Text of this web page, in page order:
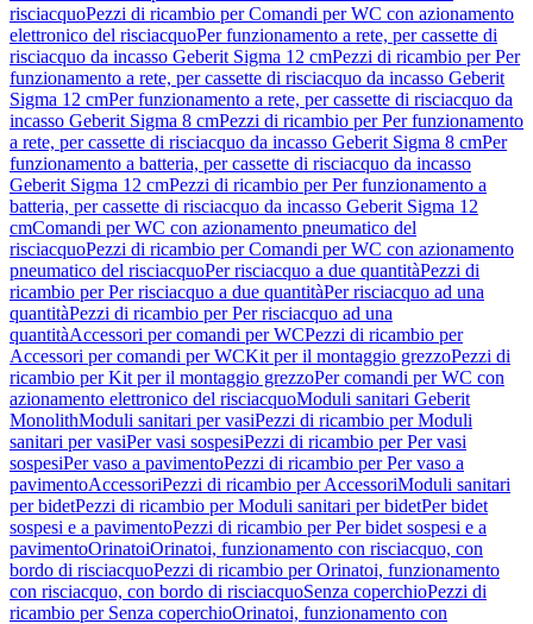
risciacquoPezzi di ricambio per Comandi per WC con azionamento
elettronico del risciacquoPer funzionamento a rete, per cassette di
risciacquo da incasso Geberit Sigma 12 cmPezzi di ricambio per Per
funzionamento a rete, per cassette di risciacquo da incasso Geberit
Sigma 12 cmPer funzionamento a rete, per cassette di risciacquo da
incasso Geberit Sigma 8 cmPezzi di ricambio per Per funzionamento
a rete, per cassette di risciacquo da incasso Geberit Sigma 8 cmPer
funzionamento a batteria, per cassette di risciacquo da incasso
Geberit Sigma 12 cmPezzi di ricambio per Per funzionamento a
batteria, per cassette di risciacquo da incasso Geberit Sigma 12
cmComandi per WC con azionamento pneumatico del
risciacquoPezzi di ricambio per Comandi per WC con azionamento
pneumatico del risciacquoPer risciacquo a due quantitàPezzi di
ricambio per Per risciacquo a due quantitàPer risciacquo ad una
quantitàPezzi di ricambio per Per risciacquo ad una
quantitàAccessori per comandi per WCPezzi di ricambio per
Accessori per comandi per WCKit per il montaggio grezzoPezzi di
ricambio per Kit per il montaggio grezzoPer comandi per WC con
azionamento elettronico del risciacquoModuli sanitari Geberit
MonolithModuli sanitari per vasiPezzi di ricambio per Moduli
sanitari per vasiPer vasi sospesiPezzi di ricambio per Per vasi
sospesiPer vaso a pavimentoPezzi di ricambio per Per vaso a
pavimentoAccessoriPezzi di ricambio per AccessoriModuli sanitari
per bidetPezzi di ricambio per Moduli sanitari per bidetPer bidet
sospesi e a pavimentoPezzi di ricambio per Per bidet sospesi e a
pavimentoOrinatoiOrinatoi, funzionamento con risciacquo, con
bordo di risciacquoPezzi di ricambio per Orinatoi, funzionamento
con risciacquo, con bordo di risciacquoSenza coperchioPezzi di
ricambio per Senza coperchioOrinatoi, funzionamento con